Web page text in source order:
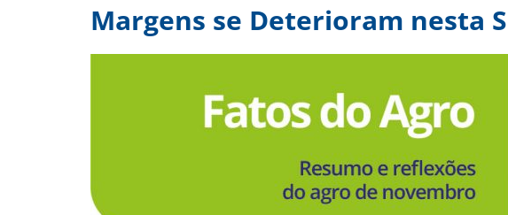
Margens se Deterioram nesta